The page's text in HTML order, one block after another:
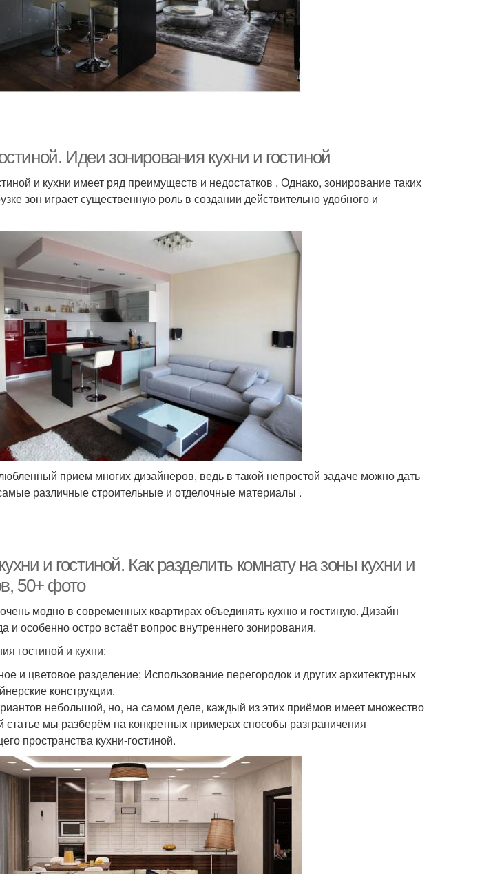
Идеи зонирования кухни и гостиной
и кухни имеет ряд преимуществ и недостатков . Однако, зонирование таких
зон играет существенную роль в создании действительно удобного и
прием многих дизайнеров, ведь в такой непростой задаче можно дать
различные строительные и отделочные материалы .
и гостиной. Как разделить комнату на зоны кухни и
50+ фото
модно в современных квартирах объединять кухню и гостиную. Дизайн
и особенно остро встаёт вопрос внутреннего зонирования.
гостиной и кухни:
и цветовое разделение; Использование перегородок и других архитектурных
конструкции.
небольшой, но, на самом деле, каждый из этих приёмов имеет множество
мы разберём на конкретных примерах способы разграничения
пространства кухни-гостиной.